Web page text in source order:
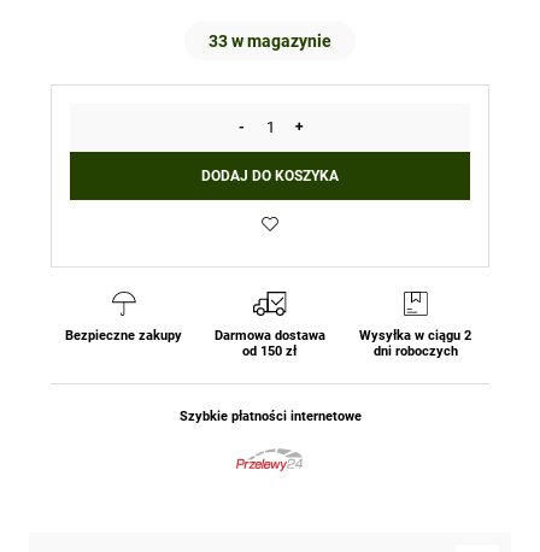
33 w magazynie
-
ilość
Taktyczna
-
Coyote
Helikon-
Tex
+
DODAJ DO KOSZYKA
Bezpieczne zakupy
Darmowa dostawa
od 150 zł
Wysyłka w ciągu 2
dni roboczych
Szybkie płatności internetowe